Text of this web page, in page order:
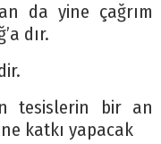
da yine çağrım
dır.
tesislerin bir an
katkı yapacak